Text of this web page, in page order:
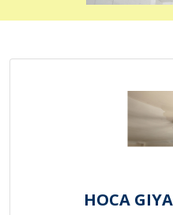
HOCA